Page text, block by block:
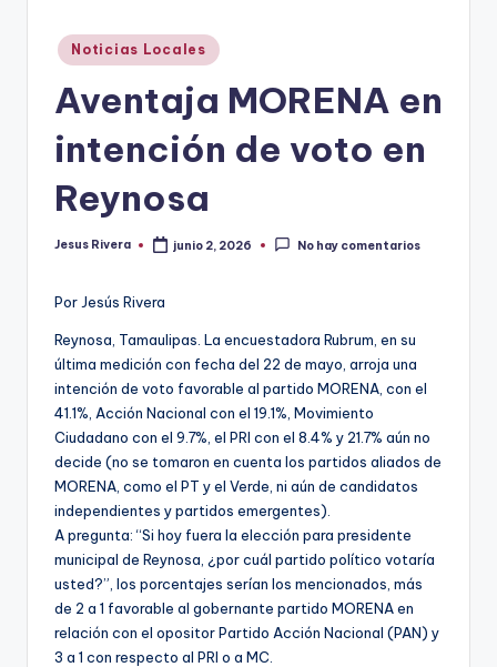
Publicado
en
Noticias Locales
Aventaja MORENA en
intención de voto en
Reynosa
Publicado
Jesus Rivera junio 2, 2026 No hay comentarios
Por Jesús Rivera
Reynosa, Tamaulipas. La encuestadora Rubrum, en su
última medición con fecha del 22 de mayo, arroja una
intención de voto favorable al partido MORENA, con el
41.1%, Acción Nacional con el 19.1%, Movimiento
Ciudadano con el 9.7%, el PRI con el 8.4% y 21.7% aún no
decide (no se tomaron en cuenta los partidos aliados de
MORENA, como el PT y el Verde, ni aún de candidatos
independientes y partidos emergentes).
A pregunta: “Si hoy fuera la elección para presidente
municipal de Reynosa, ¿por cuál partido político votaría
usted?”, los porcentajes serían los mencionados, más
de 2 a 1 favorable al gobernante partido MORENA en
relación con el opositor Partido Acción Nacional (PAN) y
3 a 1 con respecto al PRI o a MC.